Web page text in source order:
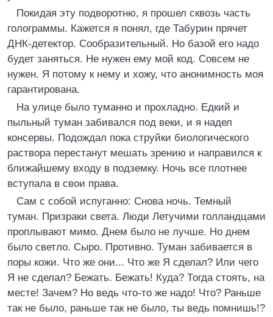
Покидая эту подворотню, я прошел сквозь часть
голограммы. Кажется я понял, где Табурин прячет
ДНК-детектор. Сообразительный. Но базой его надо
будет заняться. Не нужен ему мой код. Совсем не
нужен. Я потому к нему и хожу, что анонимность моя
гарантирована.
На улице было туманно и прохладно. Едкий и
пыльный туман забивался под веки, и я надел
консервы. Подождал пока струйки биологического
раствора перестанут мешать зрению и направился к
ближайшему входу в подземку. Ночь все плотнее
вступала в свои права.
Сам с собой испуганно: Снова ночь. Темный
туман. Призраки света. Люди Летучими голландцами
проплывают мимо. Днем было не лучше. Но днем
было светло. Сыро. Противно. Туман забивается в
поры кожи. Что же они... Что же Я сделал? Или чего
Я не сделал? Бежать. Бежать! Куда? Тогда стоять, на
месте! Зачем? Но ведь что-то же надо! Что? Раньше
так не было, раньше так не было, ты ведь помнишь!?